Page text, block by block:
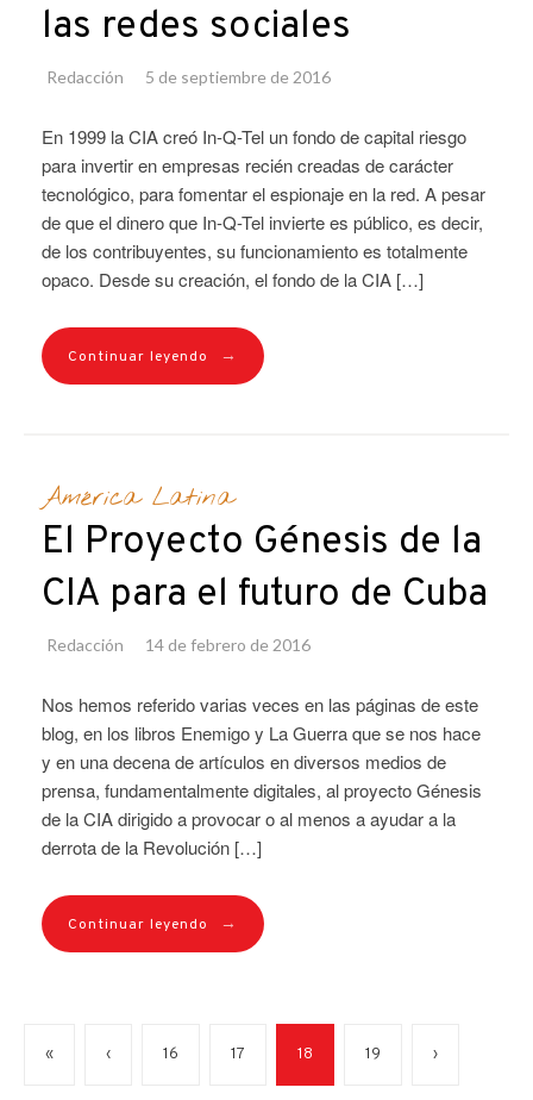
las redes sociales
Redacción 5 de septiembre de 2016
En 1999 la CIA creó In-Q-Tel un fondo de capital riesgo
para invertir en empresas recién creadas de carácter
tecnológico, para fomentar el espionaje en la red. A pesar
de que el dinero que In-Q-Tel invierte es público, es decir,
de los contribuyentes, su funcionamiento es totalmente
opaco. Desde su creación, el fondo de la CIA […]
Continuar leyendo →
América Latina
El Proyecto Génesis de la
CIA para el futuro de Cuba
Redacción 14 de febrero de 2016
Nos hemos referido varias veces en las páginas de este
blog, en los libros Enemigo y La Guerra que se nos hace
y en una decena de artículos en diversos medios de
prensa, fundamentalmente digitales, al proyecto Génesis
de la CIA dirigido a provocar o al menos a ayudar a la
derrota de la Revolución […]
Continuar leyendo →
« ‹ 16 17 18 19 ›